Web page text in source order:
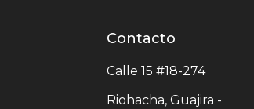
Contacto
centro
Contacto
Calle 15 #18-274
Riohacha, Guajira -